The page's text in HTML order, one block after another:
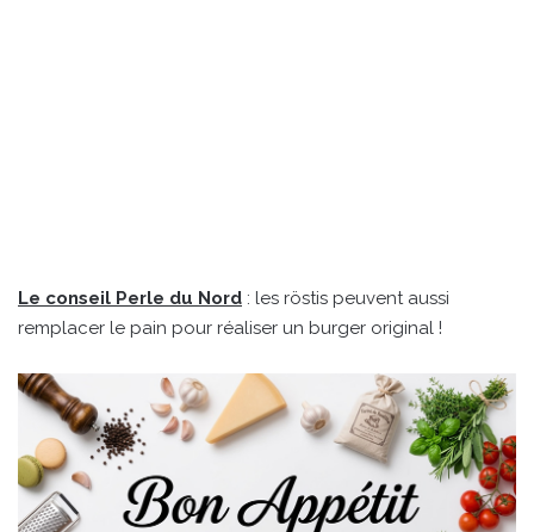
Le conseil Perle du Nord : les röstis peuvent aussi
remplacer le pain pour réaliser un burger original !